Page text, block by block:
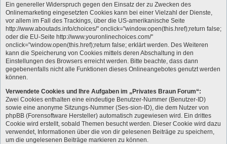
Ein genereller Widerspruch gegen den Einsatz der zu Zwecken des
Onlinemarketing eingesetzten Cookies kann bei einer Vielzahl der Dienste,
vor allem im Fall des Trackings, über die US-amerikanische Seite
http://www.aboutads.info/choices/" onclick="window.open(this.href);return false;
oder die EU-Seite http://www.youronlinechoices.com/"
onclick="window.open(this.href);return false; erklärt werden. Des Weiteren
kann die Speicherung von Cookies mittels deren Abschaltung in den
Einstellungen des Browsers erreicht werden. Bitte beachte, dass dann
gegebenenfalls nicht alle Funktionen dieses Onlineangebotes genutzt werden
können.
Verwendete Cookies und Ihre Aufgaben im „Privates Braun Forum“:
Zwei Cookies enthalten eine eindeutige Benutzer-Nummer (Benutzer-ID)
sowie eine anonyme Sitzungs-Nummer (Ses-sion-ID), die dem Nutzer von
phpBB (Forensoftware Hersteller) automatisch zugewiesen wird. Ein drittes
Cookie wird erstellt, sobald Themen besucht werden. Dieser Cookie wird dazu
verwendet, Informationen über die von dir gelesenen Beiträge zu speichern,
um die ungelesenen Beiträge markieren zu können.